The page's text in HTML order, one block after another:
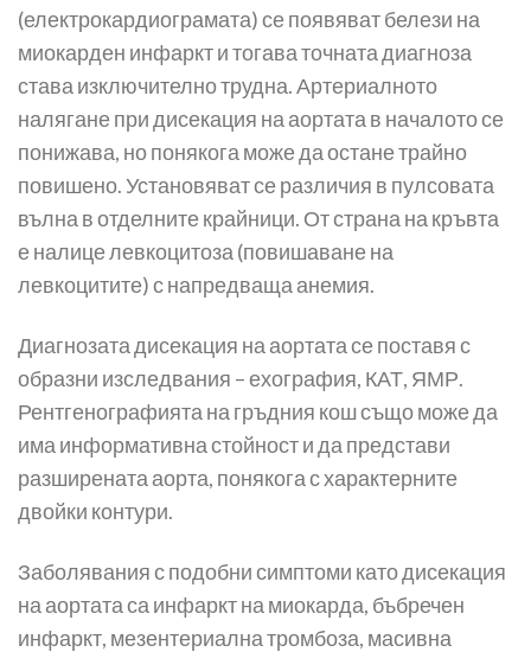
(електрокардиограмата) се появяват белези на
миокарден инфаркт и тогава точната диагноза
става изключително трудна. Артериалното
налягане при дисекация на аортата в началото се
понижава, но понякога може да остане трайно
повишено. Установяват се различия в пулсовата
вълна в отделните крайници. От страна на кръвта
е налице левкоцитоза (повишаване на
левкоцитите) с напредваща анемия.
Диагнозата дисекация на аортата се поставя с
образни изследвания – ехография, КАТ, ЯМР.
Рентгенографията на гръдния кош също може да
има информативна стойност и да представи
разширената аорта, понякога с характерните
двойки контури.
Заболявания с подобни симптоми като дисекация
на аортата са инфаркт на миокарда, бъбречен
инфаркт, мезентериална тромбоза, масивна